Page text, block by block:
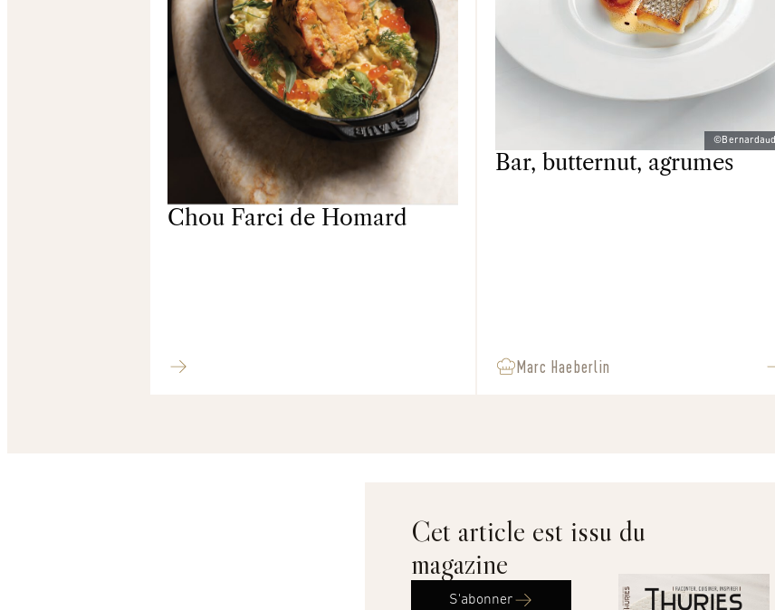
Poissons
Chou Farci de Homard
©Bernardaud
Salé
Bar, butternut, agrumes
Marc Haeberlin
Cet article est issu du
magazine
S'abonner